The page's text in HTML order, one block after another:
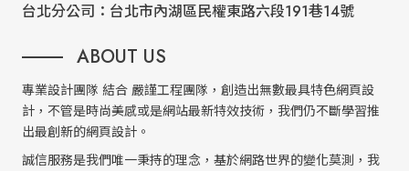
台北分公司： 台北市內湖區民權東路六段191巷14號
ABOUT US
專業設計團隊 結合 嚴謹工程團隊，創造出無數最具特色網頁設
計，不管是時尚美感或是網站最新特效技術，我們仍不斷學習推
出最創新的網頁設計。
誠信服務是我們唯一秉持的理念，基於網路世界的變化莫測，我